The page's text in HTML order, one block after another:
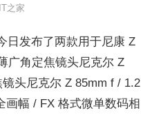
之家
日发布了两款用于尼康 Z
广角定焦镜头尼克尔 Z
头尼克尔 Z 85mm f / 1.2
画幅 / FX 格式微单数码相